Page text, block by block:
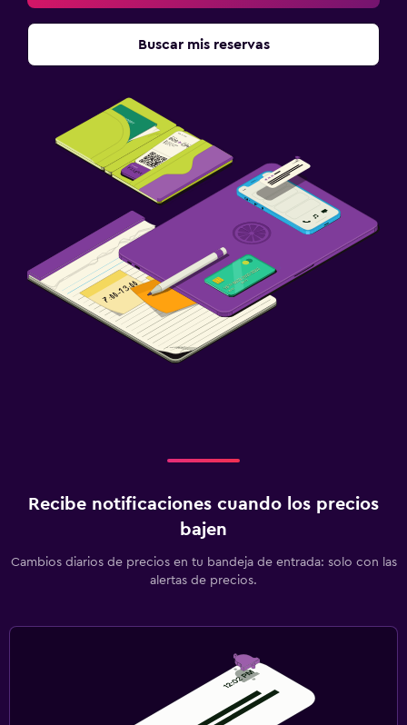
Buscar mis reservas
Recibe notificaciones cuando los precios
bajen
Cambios diarios de precios en tu bandeja de entrada: solo con las
alertas de precios.